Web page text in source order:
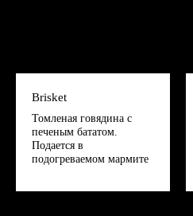
Brisket
Томленая говядина с
печеным бататом.
Подается в
подогреваемом мармите